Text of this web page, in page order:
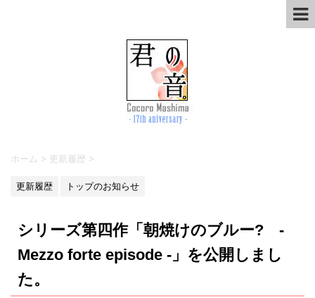
ホーム > 更新履歴 >
更新履歴 トップのお知らせ
シリーズ第四作「朝焼けのブルー? -
Mezzo forte episode -」を公開しまし
た。